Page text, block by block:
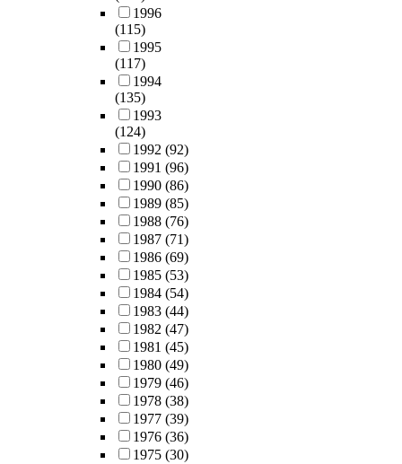
1996
(115)
1995
(117)
1994
(135)
1993
(124)
1992 (92)
1991 (96)
1990 (86)
1989 (85)
1988 (76)
1987 (71)
1986 (69)
1985 (53)
1984 (54)
1983 (44)
1982 (47)
1981 (45)
1980 (49)
1979 (46)
1978 (38)
1977 (39)
1976 (36)
1975 (30)